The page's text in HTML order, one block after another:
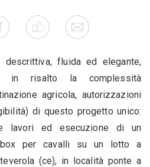
descrittiva, fluida ed elegante,
in risalto la complessità
agricola, autorizzazioni
di questo progetto unico:
lavori ed esecuzione di un
box per cavalli su un lotto a
(ce), in località ponte a